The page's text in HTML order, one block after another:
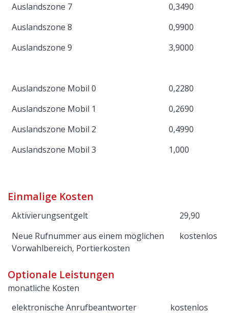
Auslandszone 7
0,3490
Auslandszone 8
0,9900
Auslandszone 9
3,9000
Auslandszone Mobil 0
0,2280
Auslandszone Mobil 1
0,2690
Auslandszone Mobil 2
0,4990
Auslandszone Mobil 3
1,000
Einmalige Kosten
Aktivierungsentgelt
29,90
Neue Rufnummer aus einem möglichen
Vorwahlbereich, Portierkosten
kostenlos
Optionale Leistungen
monatliche Kosten
elektronische Anrufbeantworter
kostenlos